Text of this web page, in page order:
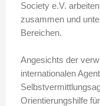
Society e.V.
zusammen und
Bereichen.
Angesichts der
internationalen
Orientierungshilfe